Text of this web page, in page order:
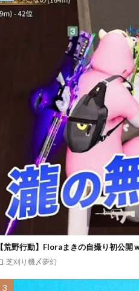
【荒野行動】Floraまきの自撮り初公開
芝刈り機〆夢幻